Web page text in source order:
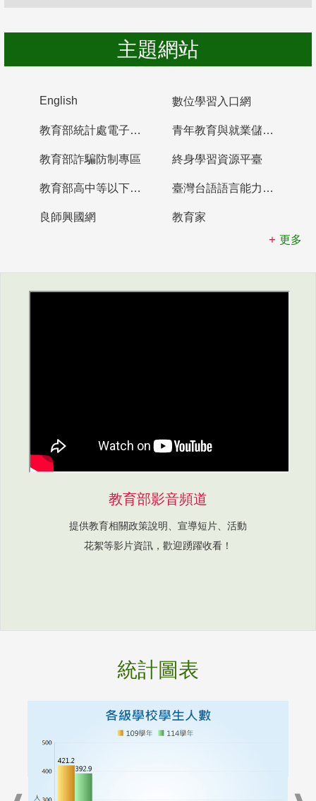
主題網站
English 數位學習入口網
教育部統計處電子書櫃 青年教育與就業儲蓄帳戶
教育部詐騙防制專區 終身學習資源平臺
教育部高中等以下學校及幼兒園教師資格檢定考試 臺灣台語語言能力認證網站
良師興國網
教育家
更多
教育部影音頻道
提供教育相關政策說明、宣導短片、活動
花絮等影片資訊，歡迎踴躍收看！
統計圖表